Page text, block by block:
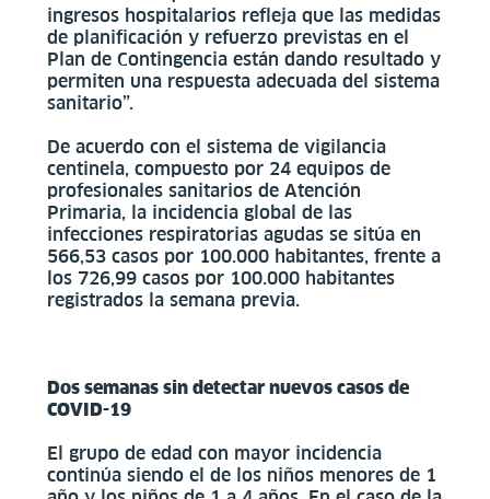
ingresos hospitalarios refleja que las medidas
de planificación y refuerzo previstas en el
Plan de Contingencia están dando resultado y
permiten una respuesta adecuada del sistema
sanitario”.
De acuerdo con el sistema de vigilancia
centinela, compuesto por 24 equipos de
profesionales sanitarios de Atención
Primaria, la incidencia global de las
infecciones respiratorias agudas se sitúa en
566,53 casos por 100.000 habitantes, frente a
los 726,99 casos por 100.000 habitantes
registrados la semana previa.
Dos semanas sin detectar nuevos casos de
COVID-19
El grupo de edad con mayor incidencia
continúa siendo el de los niños menores de 1